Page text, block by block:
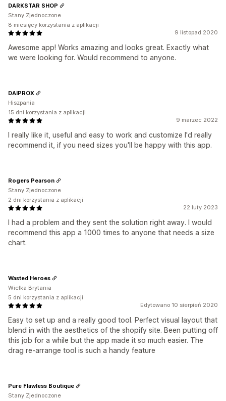
9 listopad 2020
Awesome app! Works amazing and looks great. Exactly what
we were looking for. Would recommend to anyone.
DARKSTAR SHOP
Stany Zjednoczone
8 miesięcy korzystania z aplikacji
9 marzec 2022
I really like it, useful and easy to work and customize I'd really
recommend it, if you need sizes you'll be happy with this app.
DAIPROX
Hiszpania
15 dni korzystania z aplikacji
22 luty 2023
I had a problem and they sent the solution right away. I would
recommend this app a 1000 times to anyone that needs a size
chart.
Rogers Pearson
Stany Zjednoczone
2 dni korzystania z aplikacji
Edytowano 10 sierpień 2020
Easy to set up and a really good tool. Perfect visual layout that
blend in with the aesthetics of the shopify site. Been putting off
this job for a while but the app made it so much easier. The
drag re-arrange tool is such a handy feature
Wasted Heroes
Wielka Brytania
5 dni korzystania z aplikacji
Pure Flawless Boutique
Stany Zjednoczone